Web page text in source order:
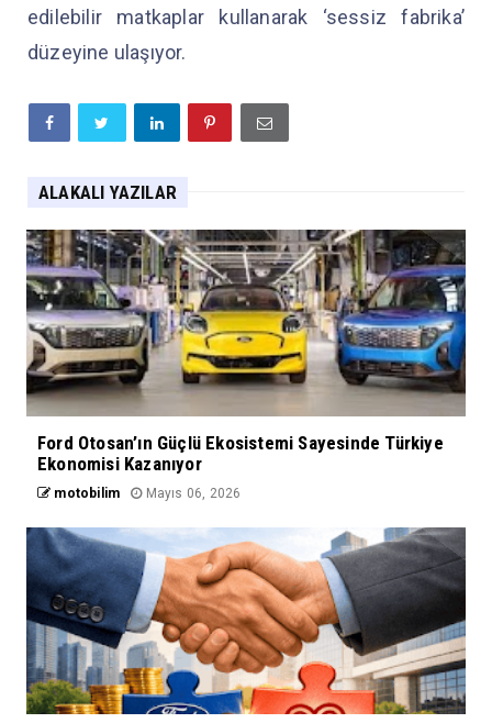
edilebilir matkaplar kullanarak ‘sessiz fabrika’
düzeyine ulaşıyor.
ALAKALI YAZILAR
Ford Otosan’ın Güçlü Ekosistemi Sayesinde Türkiye
Ekonomisi Kazanıyor
motobilim Mayıs 06, 2026